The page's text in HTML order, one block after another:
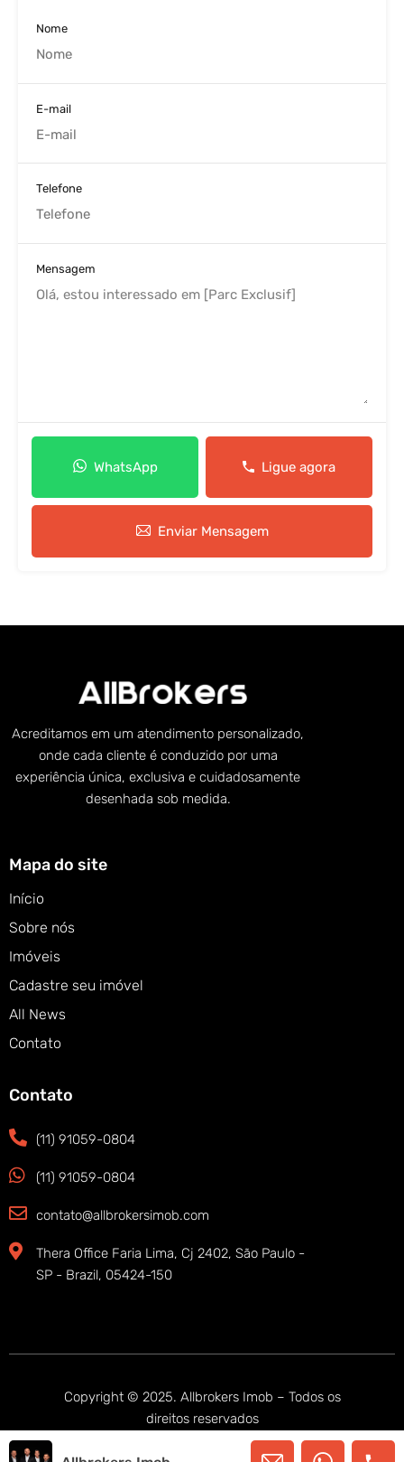
Nome
E-mail
Telefone
Mensagem
WhatsApp Ligue agora
Enviar Mensagem
Acreditamos em um atendimento personalizado,
onde cada cliente é conduzido por uma
experiência única, exclusiva e cuidadosamente
desenhada sob medida.
Mapa do site
Início
Sobre nós
Imóveis
Cadastre seu imóvel
All News
Contato
Contato
(11) 91059-0804
(11) 91059-0804
contato@allbrokersimob.com
Thera Office Faria Lima, Cj 2402, São Paulo -
SP - Brazil, 05424-150
Copyright © 2025. Allbrokers Imob – Todos os
direitos reservados